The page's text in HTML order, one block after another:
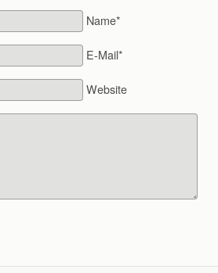
Name*
E-Mail*
Website